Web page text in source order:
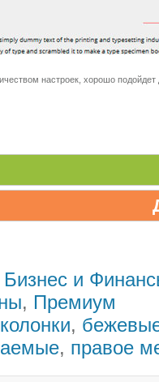
настроек, хорошо
Бизнес и
, Премиум
,
, правое